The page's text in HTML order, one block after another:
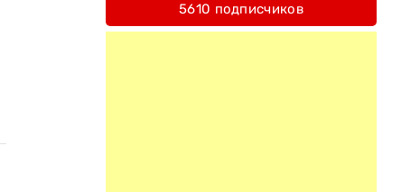
5610 подписчиков